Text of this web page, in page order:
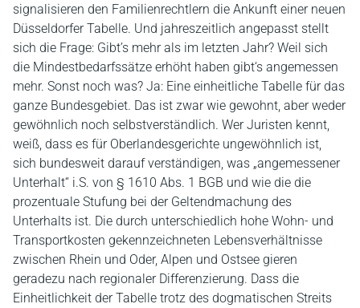
signalisieren den Familienrechtlern die Ankunft einer neuen
Düsseldorfer Tabelle. Und jahreszeitlich angepasst stellt
sich die Frage: Gibt’s mehr als im letzten Jahr? Weil sich
die Mindestbedarfssätze erhöht haben gibt‘s angemessen
mehr. Sonst noch was? Ja: Eine einheitliche Tabelle für das
ganze Bundesgebiet. Das ist zwar wie gewohnt, aber weder
gewöhnlich noch selbstverständlich. Wer Juristen kennt,
weiß, dass es für Oberlandesgerichte ungewöhnlich ist,
sich bundesweit darauf verständigen, was „angemessener
Unterhalt“ i.S. von § 1610 Abs. 1 BGB und wie die die
prozentuale Stufung bei der Geltendmachung des
Unterhalts ist. Die durch unterschiedlich hohe Wohn- und
Transportkosten gekennzeichneten Lebensverhältnisse
zwischen Rhein und Oder, Alpen und Ostsee gieren
geradezu nach regionaler Differenzierung. Dass die
Einheitlichkeit der Tabelle trotz des dogmatischen Streits